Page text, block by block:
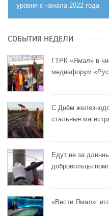
уровня с начала 2022 года
СОБЫТИЯ НЕДЕЛИ
ГТРК «Ямал» в
медиафорум
С Днём
стальные
Едут не за
добровольцы
«Вести Ямал»: